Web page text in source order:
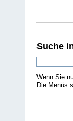
Suche
Wenn Sie
Die Menüs